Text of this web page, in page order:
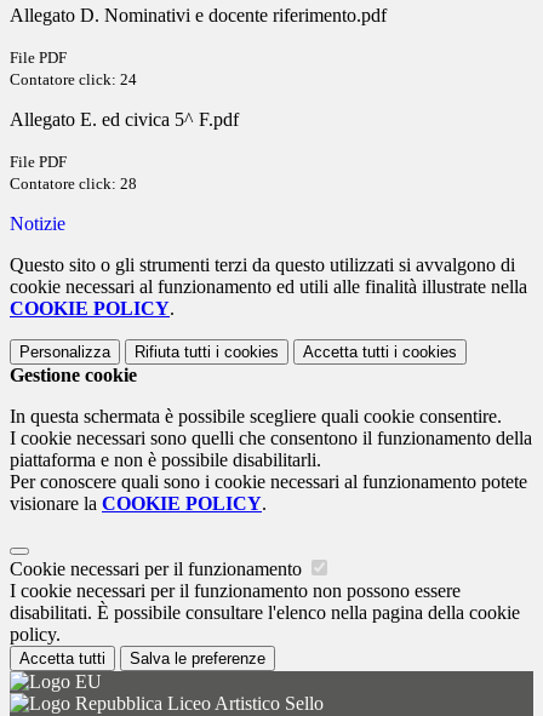
Allegato D. Nominativi e docente riferimento.pdf
File PDF
Contatore click: 24
Allegato E. ed civica 5^ F.pdf
File PDF
Contatore click: 28
Notizie
Questo sito o gli strumenti terzi da questo utilizzati si avvalgono di
cookie necessari al funzionamento ed utili alle finalità illustrate nella
COOKIE POLICY.
Personalizza Rifiuta tutti i cookies Accetta tutti i cookies
Gestione cookie
In questa schermata è possibile scegliere quali cookie consentire.
I cookie necessari sono quelli che consentono il funzionamento della
piattaforma e non è possibile disabilitarli.
Per conoscere quali sono i cookie necessari al funzionamento potete
visionare la COOKIE POLICY.
Cookie necessari per il funzionamento
I cookie necessari per il funzionamento non possono essere
disabilitati. È possibile consultare l'elenco nella pagina della cookie
policy.
Accetta tutti Salva le preferenze
Liceo Artistico Sello